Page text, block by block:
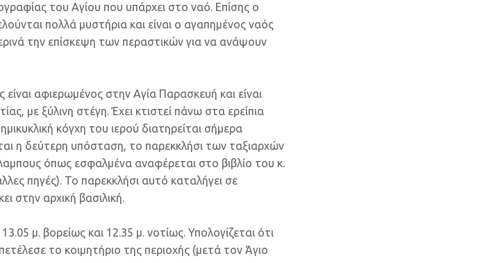
του Αγίου που υπάρχει στο ναό. Επίσης ο
πολλά μυστήρια και είναι ο αγαπημένος ναός
την επίσκεψη των περαστικών για να ανάψουν
αφιερωμένος στην Αγία Παρασκευή και είναι
με ξύλινη στέγη. Έχει κτιστεί πάνω στα ερείπια
κόγχη του ιερού διατηρείται σήμερα
η δεύτερη υπόσταση, το παρεκκλήσι των ταξιαρχών
όπως εσφαλμένα αναφέρεται στο βιβλίο του κ.
πηγές). Το παρεκκλήσι αυτό καταλήγει σε
στην αρχική βασιλική.
μ. βορείως και 12.35 μ. νοτίως. Υπολογίζεται ότι
το κοιμητήριο της περιοχής (μετά τον Άγιο